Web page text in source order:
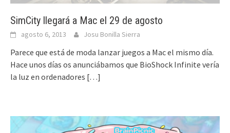
SimCity llegará a Mac el 29 de agosto
agosto 6, 2013 Josu Bonilla Sierra
Parece que está de moda lanzar juegos a Mac el mismo día.
Hace unos días os anunciábamos que BioShock Infinite vería
la luz en ordenadores […]